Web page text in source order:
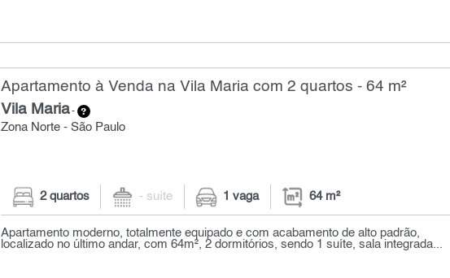
Apartamento à Venda na Vila Maria com 2 quartos - 64 m²
Vila Maria-
Zona Norte - São Paulo
2 quartos - suíte 1 vaga 64 m²
Apartamento moderno, totalmente equipado e com acabamento de alto padrão,
localizado no último andar, com 64m², 2 dormitórios, sendo 1 suíte, sala integrada...